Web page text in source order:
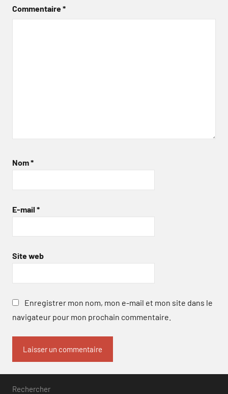
Commentaire*
Nom*
E-mail *
Site web
Enregistrer mon nom, mon e-mail et mon site dans le
navigateur pour mon prochain commentaire.
Rechercher